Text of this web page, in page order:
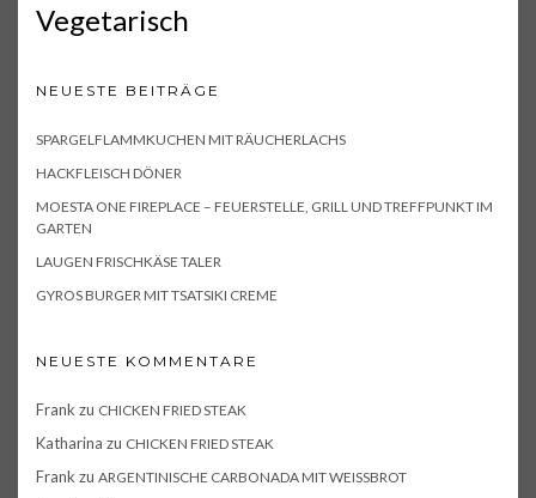
Vegetarisch
NEUESTE BEITRÄGE
SPARGELFLAMMKUCHEN MIT RÄUCHERLACHS
HACKFLEISCH DÖNER
MOESTA ONE FIREPLACE – FEUERSTELLE, GRILL UND TREFFPUNKT IM
GARTEN
LAUGEN FRISCHKÄSE TALER
GYROS BURGER MIT TSATSIKI CREME
NEUESTE KOMMENTARE
Frank zu CHICKEN FRIED STEAK
Katharina zu CHICKEN FRIED STEAK
Frank zu ARGENTINISCHE CARBONADA MIT WEISSBROT